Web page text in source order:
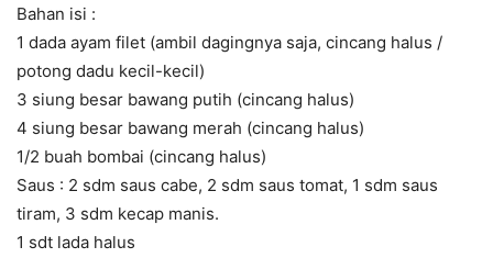
Bahan isi :
1 dada ayam filet (ambil dagingnya saja, cincang halus /
potong dadu kecil-kecil)
3 siung besar bawang putih (cincang halus)
4 siung besar bawang merah (cincang halus)
1/2 buah bombai (cincang halus)
Saus : 2 sdm saus cabe, 2 sdm saus tomat, 1 sdm saus
tiram, 3 sdm kecap manis.
1 sdt lada halus